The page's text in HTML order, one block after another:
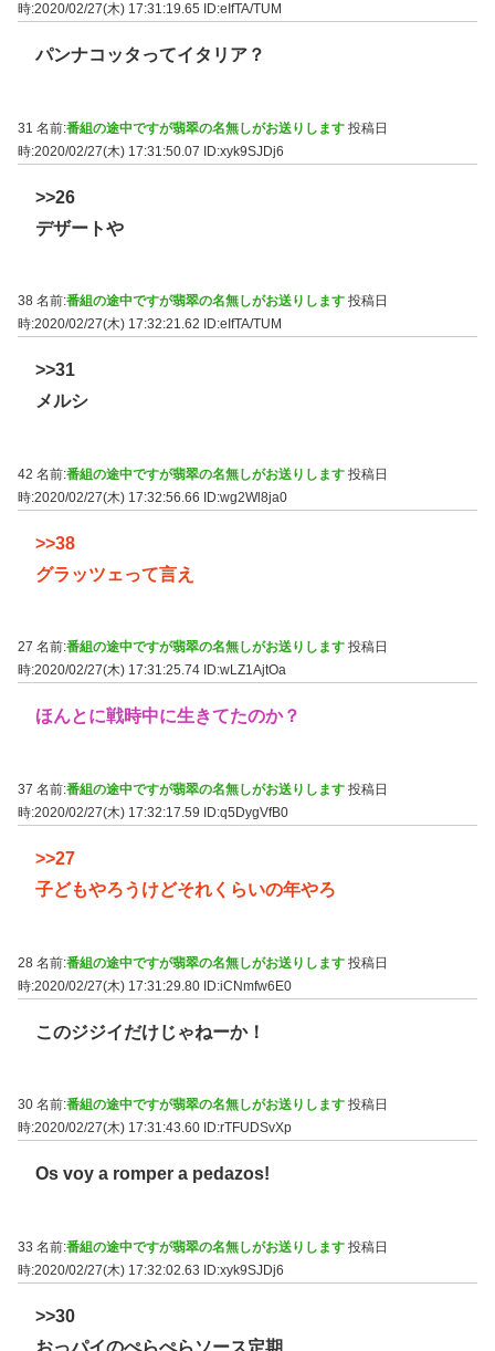
時:2020/02/27(木) 17:31:19.65
ID:eIfTA/TUM
パンナコッタってイタリア？
31 名前:番組の途中ですが翡翠の名無しがお送りします 投稿日
時:2020/02/27(木) 17:31:50.07 ID:xyk9SJDj6
>>26
デザートや
38 名前:番組の途中ですが翡翠の名無しがお送りします 投稿日
時:2020/02/27(木) 17:32:21.62
ID:eIfTA/TUM
>>31
メルシ
42 名前:番組の途中ですが翡翠の名無しがお送りします 投稿日
時:2020/02/27(木) 17:32:56.66 ID:wg2Wl8ja0
>>38
グラッツェって言え
27 名前:番組の途中ですが翡翠の名無しがお送りします 投稿日
時:2020/02/27(木) 17:31:25.74 ID:wLZ1AjtOa
ほんとに戦時中に生きてたのか？
37 名前:番組の途中ですが翡翠の名無しがお送りします 投稿日
時:2020/02/27(木) 17:32:17.59
ID:q5DygVfB0
>>27
子どもやろうけどそれくらいの年やろ
28 名前:番組の途中ですが翡翠の名無しがお送りします 投稿日
時:2020/02/27(木) 17:31:29.80 ID:iCNmfw6E0
このジジイだけじゃねーか！
30 名前:番組の途中ですが翡翠の名無しがお送りします 投稿日
時:2020/02/27(木) 17:31:43.60 ID:rTFUDSvXp
Os voy a romper a pedazos!
33 名前:番組の途中ですが翡翠の名無しがお送りします 投稿日
時:2020/02/27(木) 17:32:02.63 ID:xyk9SJDj6
>>30
おっパイのぺらぺらソース定期